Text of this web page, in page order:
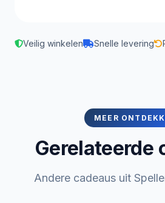
Veilig winkelen Snelle levering
MEER
Gerelateerde
Andere cadeaus uit